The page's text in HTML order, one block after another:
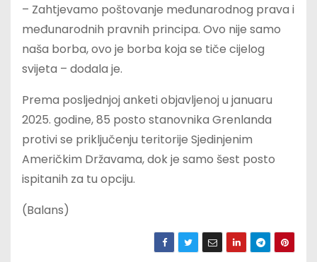
– Zahtjevamo poštovanje međunarodnog prava i
međunarodnih pravnih principa. Ovo nije samo
naša borba, ovo je borba koja se tiče cijelog
svijeta – dodala je.
Prema posljednjoj anketi objavljenoj u januaru
2025. godine, 85 posto stanovnika Grenlanda
protivi se priključenju teritorije Sjedinjenim
Američkim Državama, dok je samo šest posto
ispitanih za tu opciju.
(Balans)